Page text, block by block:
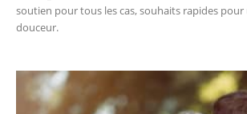
soutien pour tous les cas, souhaits rapides pour
douceur.